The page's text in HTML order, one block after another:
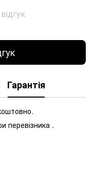
Гарантія
перевізника .